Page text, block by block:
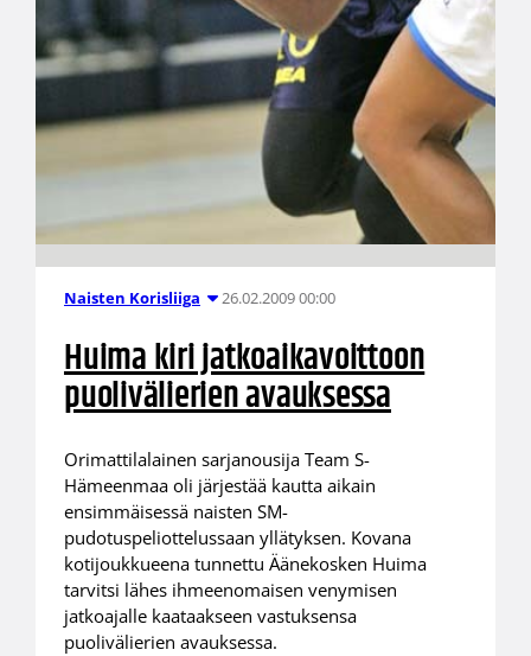
Naisten Korisliiga 26.02.2009 00:00
Huima kiri jatkoaikavoittoon
puolivälierien avauksessa
Orimattilalainen sarjanousija Team S-
Hämeenmaa oli järjestää kautta aikain
ensimmäisessä naisten SM-
pudotuspeliottelussaan yllätyksen. Kovana
kotijoukkueena tunnettu Äänekosken Huima
tarvitsi lähes ihmeenomaisen venymisen
jatkoajalle kaataakseen vastuksensa
puolivälierien avauksessa.